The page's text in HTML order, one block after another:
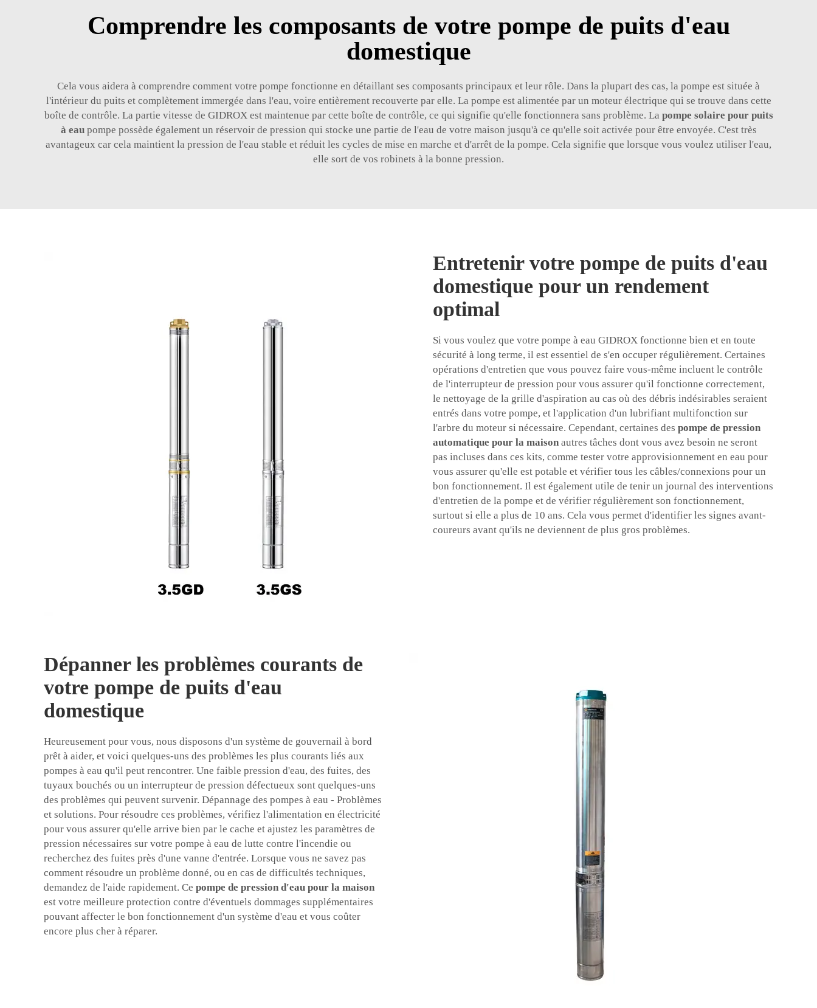
Comprendre les composants de votre pompe de puits d'eau
domestique
Cela vous aidera à comprendre comment votre pompe fonctionne en détaillant ses composants principaux et leur rôle. Dans la plupart des cas, la pompe est située à
l'intérieur du puits et complètement immergée dans l'eau, voire entièrement recouverte par elle. La pompe est alimentée par un moteur électrique qui se trouve dans cette
boîte de contrôle. La partie vitesse de GIDROX est maintenue par cette boîte de contrôle, ce qui signifie qu'elle fonctionnera sans problème. La pompe solaire pour puits
à eau pompe possède également un réservoir de pression qui stocke une partie de l'eau de votre maison jusqu'à ce qu'elle soit activée pour être envoyée. C'est très
avantageux car cela maintient la pression de l'eau stable et réduit les cycles de mise en marche et d'arrêt de la pompe. Cela signifie que lorsque vous voulez utiliser l'eau,
elle sort de vos robinets à la bonne pression.
Entretenir votre pompe de puits d'eau
domestique pour un rendement
optimal
Si vous voulez que votre pompe à eau GIDROX fonctionne bien et en toute
sécurité à long terme, il est essentiel de s'en occuper régulièrement. Certaines
opérations d'entretien que vous pouvez faire vous-même incluent le contrôle
de l'interrupteur de pression pour vous assurer qu'il fonctionne correctement,
le nettoyage de la grille d'aspiration au cas où des débris indésirables seraient
entrés dans votre pompe, et l'application d'un lubrifiant multifonction sur
l'arbre du moteur si nécessaire. Cependant, certaines des pompe de pression
automatique pour la maison autres tâches dont vous avez besoin ne seront
pas incluses dans ces kits, comme tester votre approvisionnement en eau pour
vous assurer qu'elle est potable et vérifier tous les câbles/connexions pour un
bon fonctionnement. Il est également utile de tenir un journal des interventions
d'entretien de la pompe et de vérifier régulièrement son fonctionnement,
surtout si elle a plus de 10 ans. Cela vous permet d'identifier les signes avant-
coureurs avant qu'ils ne deviennent de plus gros problèmes.
Dépanner les problèmes courants de
votre pompe de puits d'eau
domestique
Heureusement pour vous, nous disposons d'un système de gouvernail à bord
prêt à aider, et voici quelques-uns des problèmes les plus courants liés aux
pompes à eau qu'il peut rencontrer. Une faible pression d'eau, des fuites, des
tuyaux bouchés ou un interrupteur de pression défectueux sont quelques-uns
des problèmes qui peuvent survenir. Dépannage des pompes à eau - Problèmes
et solutions. Pour résoudre ces problèmes, vérifiez l'alimentation en électricité
pour vous assurer qu'elle arrive bien par le cache et ajustez les paramètres de
pression nécessaires sur votre pompe à eau de lutte contre l'incendie ou
recherchez des fuites près d'une vanne d'entrée. Lorsque vous ne savez pas
comment résoudre un problème donné, ou en cas de difficultés techniques,
demandez de l'aide rapidement. Ce pompe de pression d'eau pour la maison
est votre meilleure protection contre d'éventuels dommages supplémentaires
pouvant affecter le bon fonctionnement d'un système d'eau et vous coûter
encore plus cher à réparer.